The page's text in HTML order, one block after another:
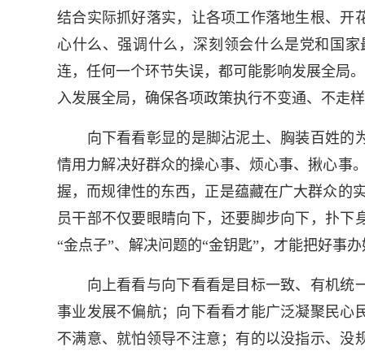
结合实际抓好落实，让各项工作落地生根、开
心什么、强调什么，深刻领会什么是党和国
连，任何一个环节失误，都可能影响发展全局
入发展全局，确保各项政策执行不变通、不走
向下看看彰显的是脚沾泥土、胸装百姓的
情用力解决好群众的操心事、烦心事、揪心事
握，而规律性的东西，正是蕴藏在广大群众的
员干部不仅要眼睛向下，还要脚步向下，扑
“金点子”、解决问题的“金钥匙”，才能把好事
向上看看与向下看看是目标一致、有机统
事业发展不偏航；向下看看才能广泛凝聚民心
不满意、就怕领导不注意；有的以没指示、